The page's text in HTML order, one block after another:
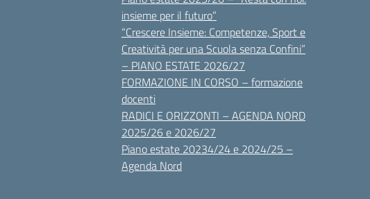
insieme per il futuro”
“Crescere Insieme: Competenze, Sport e
Creatività per una Scuola senza Confini”
– PIANO ESTATE 2026/27
FORMAZIONE IN CORSO – formazione
docenti
RADICI E ORIZZONTI – AGENDA NORD
2025/26 e 2026/27
Piano estate 20234/24 e 2024/25 –
Agenda Nord